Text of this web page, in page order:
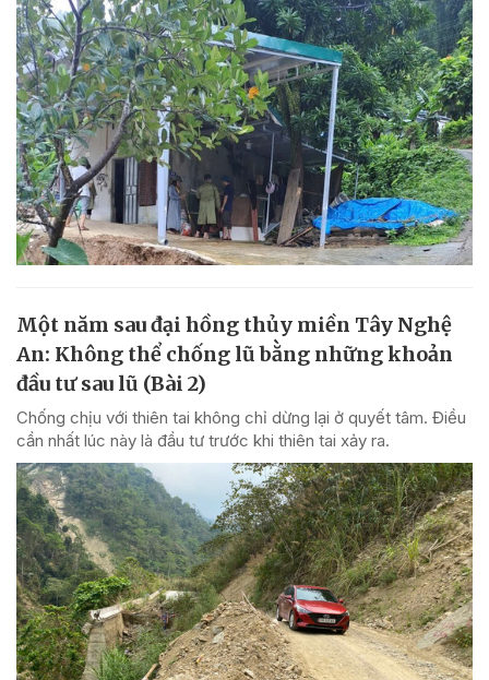
Một năm sau đại hồng thủy miền Tây Nghệ
An: Không thể chống lũ bằng những khoản
đầu tư sau lũ (Bài 2)
Chống chịu với thiên tai không chỉ dừng lại ở quyết tâm. Điều
cần nhất lúc này là đầu tư trước khi thiên tai xảy ra.